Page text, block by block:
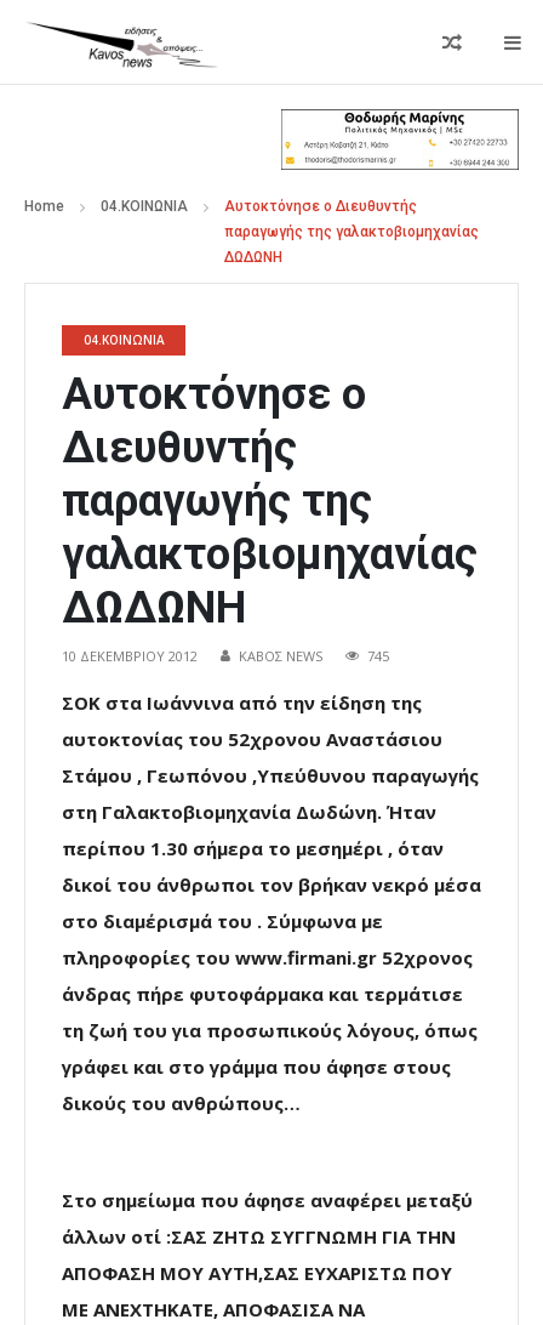
Home 04.ΚΟΙΝΩΝΙΑ
Αυτοκτόνησε ο Διευθυντής
παραγωγής της γαλακτοβιομηχανίας
ΔΩΔΩΝΗ
04.ΚΟΙΝΩΝΙΑ
Αυτοκτόνησε ο
Διευθυντής
παραγωγής της
γαλακτοβιομηχανίας
ΔΩΔΩΝΗ
10 ΔΕΚΕΜΒΡΊΟΥ 2012 ΚΑΒΟΣ NEWS 745
ΣΟΚ στα Ιωάννινα από την είδηση της
αυτοκτονίας του 52χρονου Αναστάσιου
Στάμου , Γεωπόνου ,Υπεύθυνου παραγωγής
στη Γαλακτοβιομηχανία Δωδώνη. Ήταν
περίπου 1.30 σήμερα το μεσημέρι , όταν
δικοί του άνθρωποι τον βρήκαν νεκρό μέσα
στο διαμέρισμά του . Σύμφωνα με
πληροφορίες του www.firmani.gr 52χρονος
άνδρας πήρε φυτοφάρμακα και τερμάτισε
τη ζωή του για προσωπικούς λόγους, όπως
γράφει και στο γράμμα που άφησε στους
δικούς του ανθρώπους…
Στο σημείωμα που άφησε αναφέρει μεταξύ
άλλων οτί :ΣΑΣ ΖΗΤΩ ΣΥΓΓΝΩΜΗ ΓΙΑ ΤΗΝ
ΑΠΟΦΑΣΗ ΜΟΥ ΑΥΤΗ,ΣΑΣ ΕΥΧΑΡΙΣΤΩ ΠΟΥ
ΜΕ ΑΝΕΧΤΗΚΑΤΕ, ΑΠΟΦΑΣΙΣΑ ΝΑ